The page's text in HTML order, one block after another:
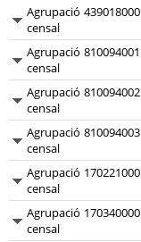
Agrupació
censal
439018000
Agrupació
censal
810094001
Agrupació
censal
810094002
Agrupació
censal
810094003
Agrupació
censal
170221000
Agrupació
censal
170340000